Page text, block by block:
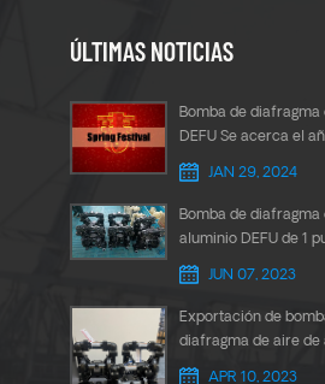
ÚLTIMAS NOTICIAS
Bomba de diafragma
DEFU Se acerca el
chino
JAN 29, 2024
Bomba de diafragma
aluminio DEFU de 1
para transferencia
pegamento
JUN 07, 2023
Exportación de
diafragma de aire de
DEFU de 1,5
APR 10, 2023